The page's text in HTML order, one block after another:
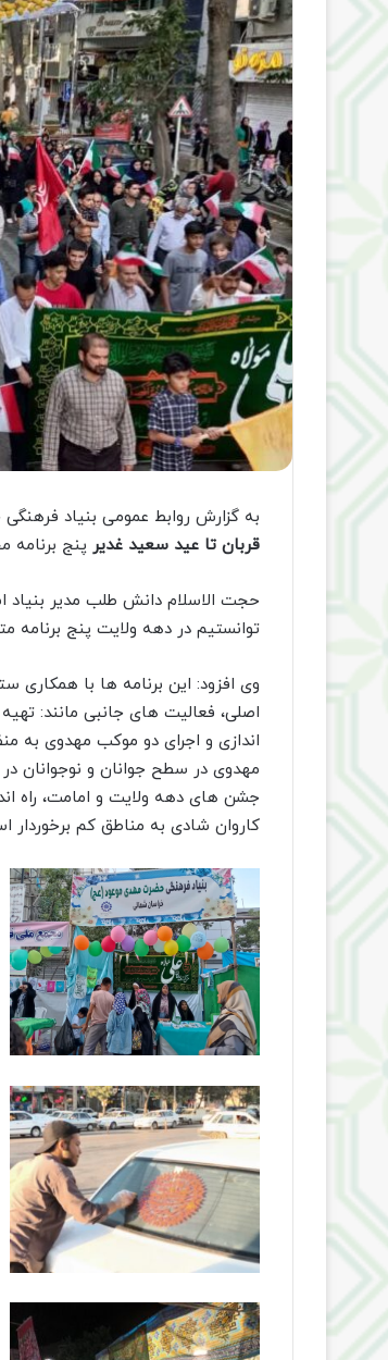
به گزارش روابط عمومی بنیاد
قربان تا عید سعید غدیر پنج برنامه
حجت الاسلام دانش طلب مدیر بنیاد
توانستیم در دهه ولایت پنج برنامه
وی افزود: این برنامه ها با همکاری
اصلی، فعالیت های جانبی مانند:
اندازی و اجرای دو موکب مهدوی
مهدوی در سطح جوانان و نوجوانان
جشن های دهه ولایت و امامت، راه
کاروان شادی به مناطق کم برخوردار